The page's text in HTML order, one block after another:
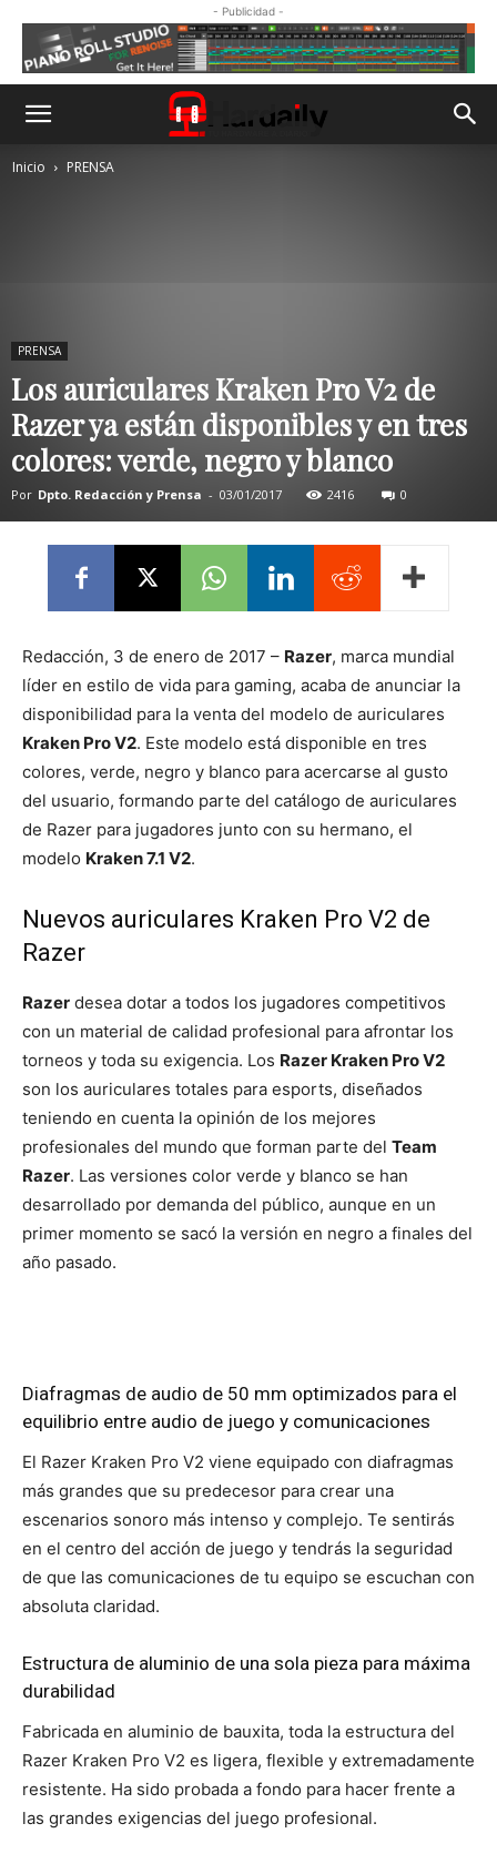
- Publicidad -
Inicio PRENSA
PRENSA
Los auriculares Kraken Pro V2 de
Razer ya están disponibles y en tres
colores: verde, negro y blanco
Por Dpto. Redacción y Prensa - 03/01/2017 2416 0
Redacción, 3 de enero de 2017 – Razer, marca mundial
líder en estilo de vida para gaming, acaba de anunciar la
disponibilidad para la venta del modelo de auriculares
Kraken Pro V2. Este modelo está disponible en tres
colores, verde, negro y blanco para acercarse al gusto
del usuario, formando parte del catálogo de auriculares
de Razer para jugadores junto con su hermano, el
modelo Kraken 7.1 V2.
Nuevos auriculares Kraken Pro V2 de
Razer
Razer desea dotar a todos los jugadores competitivos
con un material de calidad profesional para afrontar los
torneos y toda su exigencia. Los Razer Kraken Pro V2
son los auriculares totales para esports, diseñados
teniendo en cuenta la opinión de los mejores
profesionales del mundo que forman parte del Team
Razer. Las versiones color verde y blanco se han
desarrollado por demanda del público, aunque en un
primer momento se sacó la versión en negro a finales del
año pasado.
Diafragmas de audio de 50 mm optimizados para el
equilibrio entre audio de juego y comunicaciones
El Razer Kraken Pro V2 viene equipado con diafragmas
más grandes que su predecesor para crear una
escenarios sonoro más intenso y complejo. Te sentirás
en el centro del acción de juego y tendrás la seguridad
de que las comunicaciones de tu equipo se escuchan con
absoluta claridad.
Estructura de aluminio de una sola pieza para máxima
durabilidad
Fabricada en aluminio de bauxita, toda la estructura del
Razer Kraken Pro V2 es ligera, flexible y extremadamente
resistente. Ha sido probada a fondo para hacer frente a
las grandes exigencias del juego profesional.